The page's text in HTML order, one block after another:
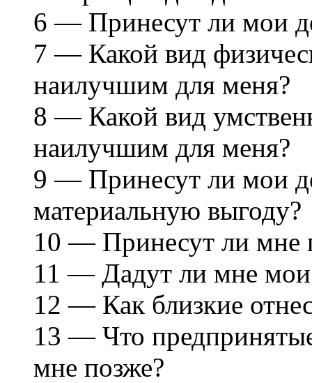
6 — Принесут ли мои
7 — Какой вид
наилучшим для меня?
8 — Какой вид
наилучшим для меня?
9 — Принесут ли мои
материальную выгоду?
10 — Принесут ли мне
11 — Дадут ли мне мои
12 — Как близкие
13 — Что
мне позже?